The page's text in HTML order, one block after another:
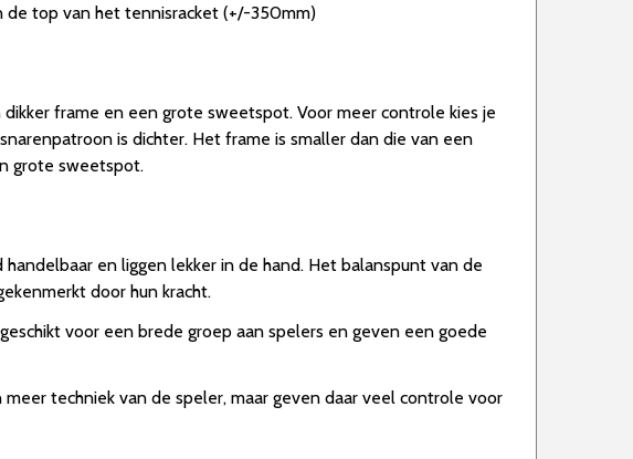
de top van het tennisracket (+/-350mm)
frame en een grote sweetspot. Voor meer controle kies je
is dichter. Het frame is smaller dan die van een
grote sweetspot.
en liggen lekker in de hand. Het balanspunt van de
door hun kracht.
voor een brede groep aan spelers en geven een goede
techniek van de speler, maar geven daar veel controle voor